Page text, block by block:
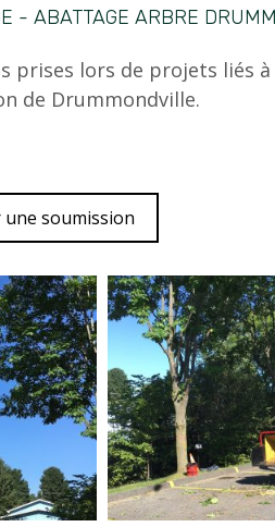
- ABATTAGE ARBRE
prises lors de projets liés
de Drummondville.
soumission